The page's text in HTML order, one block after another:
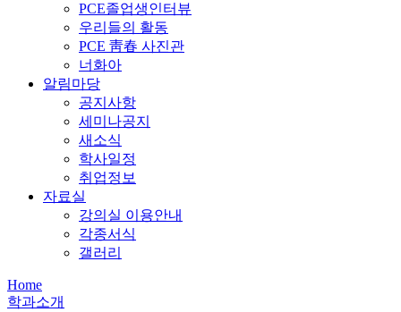
PCE졸업생인터뷰
우리들의 활동
PCE 靑春 사진관
너화아
알림마당
공지사항
세미나공지
새소식
학사일정
취업정보
자료실
강의실 이용안내
각종서식
갤러리
Home
학과소개